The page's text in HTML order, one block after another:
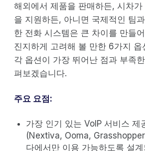
해외에서 제품을 판매하든, 시차
을 지원하든, 아니면 국제적인 팀
한 전화 시스템은 큰 차이를 만들
진지하게 고려해 볼 만한 6가지 옵
각 옵션이 가장 뛰어난 점과 부족
펴보겠습니다.
주요 요점:
가장 인기 있는 VoIP 서비스 제
(Nextiva, Ooma,
다에서만 이용 가능하도록 설